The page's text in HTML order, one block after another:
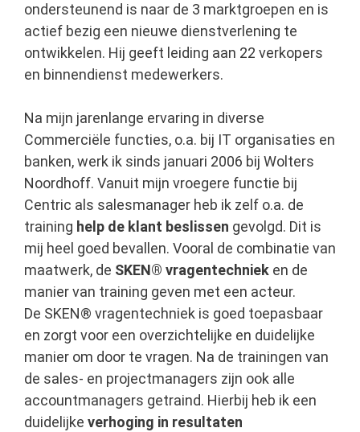
ondersteunend is naar de 3 marktgroepen en is
actief bezig een nieuwe dienstverlening te
ontwikkelen. Hij geeft leiding aan 22 verkopers
en binnendienst medewerkers.
Na mijn jarenlange ervaring in diverse
Commerciële functies, o.a. bij IT organisaties en
banken, werk ik sinds januari 2006 bij Wolters
Noordhoff. Vanuit mijn vroegere functie bij
Centric als salesmanager heb ik zelf o.a. de
training help de klant beslissen gevolgd. Dit is
mij heel goed bevallen. Vooral de combinatie van
maatwerk, de SKEN® vragentechniek en de
manier van training geven met een acteur.
De SKEN® vragentechniek is goed toepasbaar
en zorgt voor een overzichtelijke en duidelijke
manier om door te vragen. Na de trainingen van
de sales- en projectmanagers zijn ook alle
accountmanagers getraind. Hierbij heb ik een
duidelijke verhoging in resultaten